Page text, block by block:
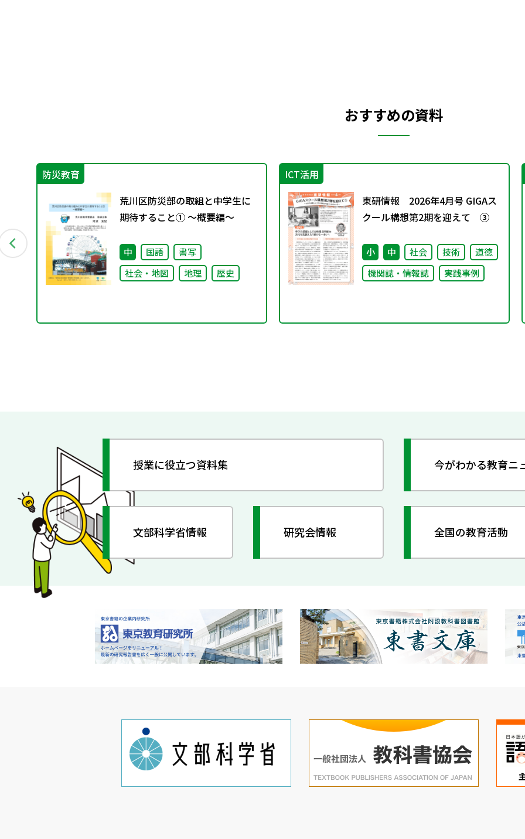
おすすめの資料
防災教育
荒川区防災部の取組と中学生に
期待すること① ～概要編～
中 国語
書写
社会・地図
地理 歴史
ICT活用
東研情報 2026年4月号 GIGAス
クール構想第2期を迎えて ③
小 中 社会 技術
道徳
機関誌・情報誌
実践事例
授業に役立つ資料集 今がわかる教育ニ
文部科学省情報 研究会情報 全国の教育活動